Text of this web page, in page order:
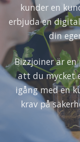
kunder en
erbjuda en
din
Bizzjoiner är
att du mycket
igång med en
krav på